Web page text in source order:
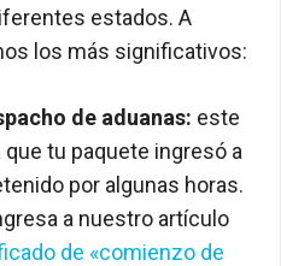
estados. A
los más significativos:
de aduanas: este
tu paquete ingresó a
por algunas horas.
a nuestro artículo
de «comienzo de